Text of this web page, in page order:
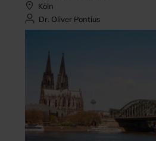
Köln
Dr. Oliver Pontius